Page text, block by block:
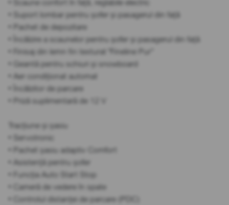
• Scaune confort în față, reglabile electric
• Suport lombar pentru șofer și pasagerul din față
• Pachet de depozitare
• Încălzire a scaunelor pentru șofer și pasagerul din față
• Finisaj din lemn fin texturat "Fineline Pur”
• Geantă pentru schiuri și snowboard
• Aer condiționat automat
• Încălzitor de parcare
• Priză suplimentară de 12 V
Tracțiune și șasiu
• Servotronic
• Pachet șasiu adaptiv Comfort
• Asistență pentru șofer
• Funcția Auto Start Stop
• Cameră de vedere în spate
• Controlul distanței de parcare (PDC)